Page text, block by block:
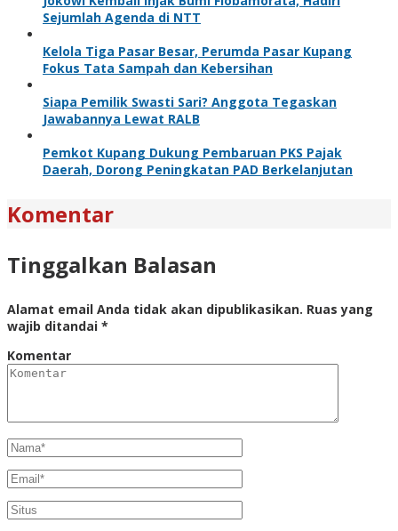
Sejumlah Agenda di NTT
Kelola Tiga Pasar Besar, Perumda Pasar Kupang
Fokus Tata Sampah dan Kebersihan
Siapa Pemilik Swasti Sari? Anggota Tegaskan
Jawabannya Lewat RALB
Pemkot Kupang Dukung Pembaruan PKS Pajak
Daerah, Dorong Peningkatan PAD Berkelanjutan
Komentar
Tinggalkan Balasan
Alamat email Anda tidak akan dipublikasikan. Ruas yang
wajib ditandai *
Komentar